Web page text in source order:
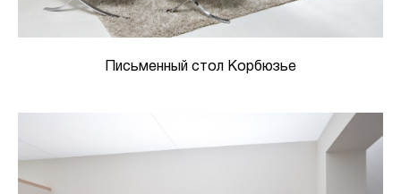
Письменный стол Корбюзье